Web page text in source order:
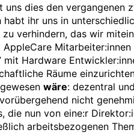
uns dies den vergangenen
habt ihr uns in
verhindern, das wir
mit Hardware
Räume
wäre: dezentral
nicht
die nun von eine:r
arbeitsbezogenen